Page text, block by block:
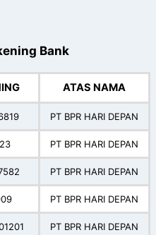
Bank
ATAS NAMA
PT BPR HARI DEPAN
PT BPR HARI DEPAN
PT BPR HARI DEPAN
PT BPR HARI DEPAN
PT BPR HARI DEPAN